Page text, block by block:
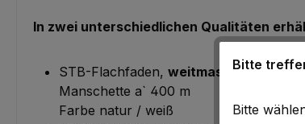
In zwei unterschiedlichen Qualitäten
STB-Flachfaden, weitmaschig,
Manschette a` 400 m
Farbe natur / weiß
Bitte
Bitte